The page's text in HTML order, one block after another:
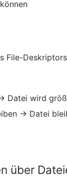
File-
Datei wird
→ Datei
über